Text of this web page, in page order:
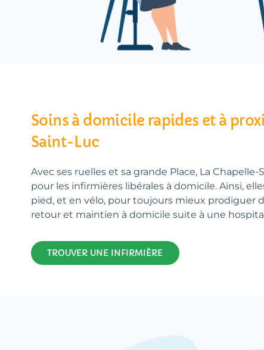
Soins à domicile rapides et à
Saint-Luc
Avec ses ruelles et sa grande Place, La Chapelle-
pour les infirmières libérales à domicile. Ainsi,
pied, et en vélo, pour toujours mieux prodiguer
retour et maintien à domicile suite à une
TROUVER UNE INFIRMIÈRE